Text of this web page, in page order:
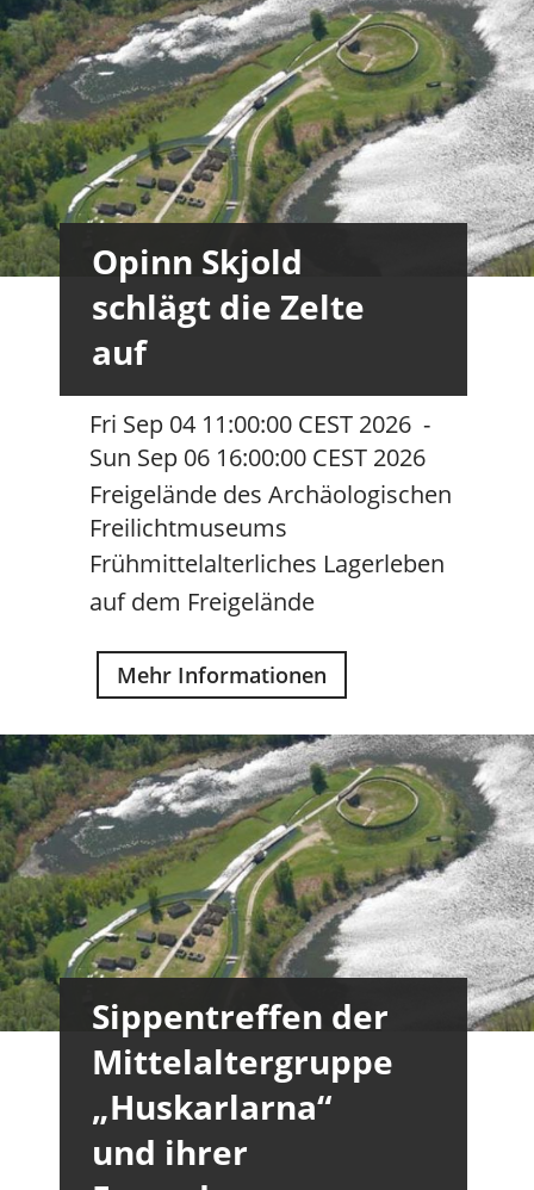
Opinn Skjold
schlägt die Zelte
auf
Fri Sep 04 11:00:00 CEST 2026 -
Sun Sep 06 16:00:00 CEST 2026
Freigelände des Archäologischen
Freilichtmuseums
Frühmittelalterliches Lagerleben
auf dem Freigelände
Mehr Informationen
Sippentreffen der
Mittelaltergruppe
„Huskarlarna“
und ihrer